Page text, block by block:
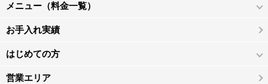
メニュー（料金一覧）
お手入れ実績
はじめての方
営業エリア